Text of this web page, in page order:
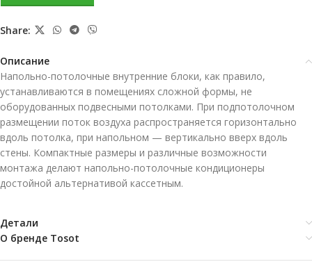
Share:
Описание
Напольно-потолочные внутренние блоки, как правило,
устанавливаются в помещениях сложной формы, не
оборудованных подвесными потолками. При подпотолочном
размещении поток воздуха распространяется горизонтально
вдоль потолка, при напольном — вертикально вверх вдоль
стены. Компактные размеры и различные возможности
монтажа делают напольно-потолочные кондиционеры
достойной альтернативой кассетным.
Детали
О бренде Tosot